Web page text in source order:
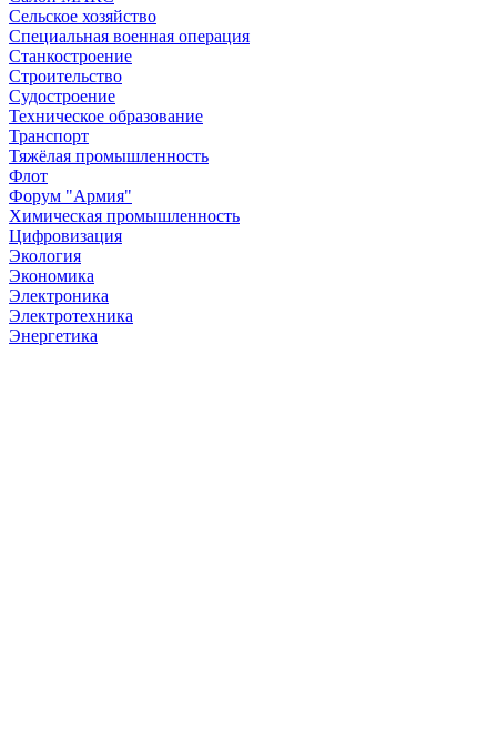
Сельское хозяйство
Специальная военная операция
Станкостроение
Строительство
Судостроение
Техническое образование
Транспорт
Тяжёлая промышленность
Флот
Форум "Армия"
Химическая промышленность
Цифровизация
Экология
Экономика
Электроника
Электротехника
Энергетика